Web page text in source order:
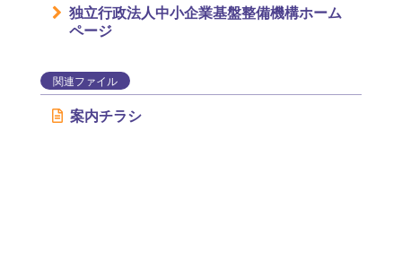
独立行政法人中小企業基盤整備機構ホーム
ページ
関連ファイル
案内チラシ